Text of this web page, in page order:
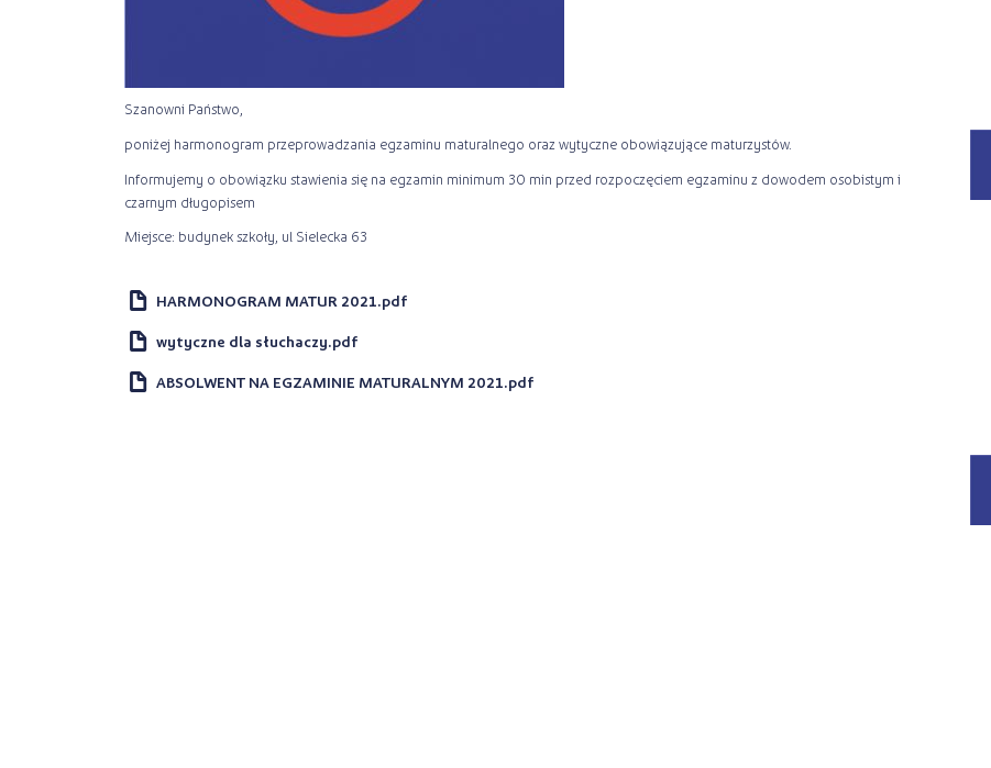
Szanowni Państwo,
poniżej harmonogram przeprowadzania egzaminu maturalnego oraz wytyczne obowiązujące maturzystów.
Informujemy o obowiązku stawienia się na egzamin minimum 30 min przed rozpoczęciem egzaminu z dowodem osobistym i
czarnym długopisem
Miejsce: budynek szkoły, ul Sielecka 63
d HARMONOGRAM MATUR 2021.pdf
d wytyczne dla słuchaczy.pdf
d ABSOLWENT NA EGZAMINIE MATURALNYM 2021.pdf